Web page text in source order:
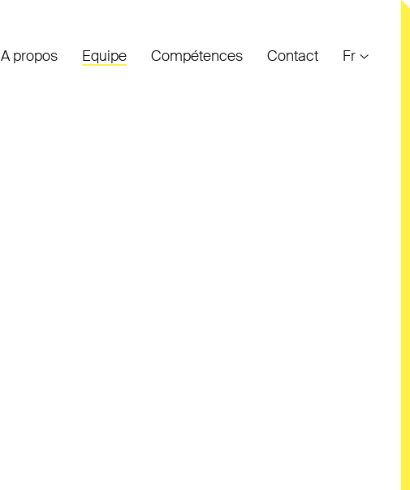
A propos Equipe Compétences Contact Fr